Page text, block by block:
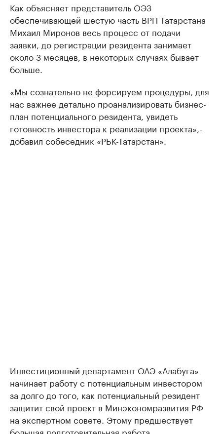
Как объясняет представитель ОЭЗ
обеспечивающей шестую часть ВРП Татарстана
Михаил Миронов весь процесс от подачи
заявки, до регистрации резидента занимает
около 3 месяцев, в некоторых случаях бывает
больше.
«Мы сознательно не форсируем процедуры, для
нас важнее детально проанализировать бизнес-
план потенциального резидента, увидеть
готовность инвестора к реализации проекта»,-
добавил собеседник «РБК-Татарстан».
Инвестиционный департамент ОАЭ «Алабуга»
начинает работу с потенциальным инвестором
за долго до того, как потенциальный резидент
защитит свой проект в Минэкономразвития РФ
на экспертном совете. Этому предшествует